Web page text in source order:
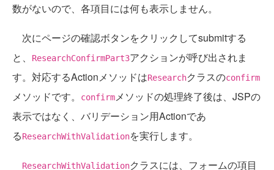
数がないので、各項目には何も表示しません。
次にページの確認ボタンをクリックしてsubmitする
と、
ResearchConfirmPart3アクションが呼び出されま
す。対応するActionメソッドはResearchクラスのconfirm
メソッドです。 confirmメソッドの処理終了後は、JSPの
表示ではなく、バリデーション用Actionであ
るResearchWithValidationを実行します。
ResearchWithValidationクラスには、フォームの項目